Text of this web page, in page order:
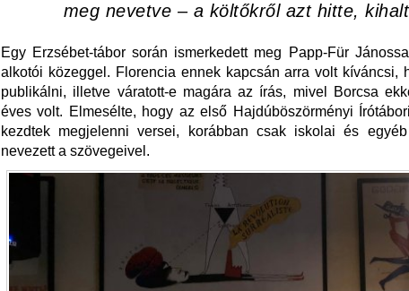
meg nevetve – a költőkről azt hitte,
Egy Erzsébet-tábor során ismerkedett meg Papp-Für
alkotói közeggel. Florencia ennek kapcsán arra volt kíváncsi,
publikálni, illetve váratott-e magára az írás, mivel Borcsa
éves volt. Elmesélte, hogy az első Hajdúböszörményi
kezdtek megjelenni versei, korábban csak iskolai és
nevezett a szövegeivel.